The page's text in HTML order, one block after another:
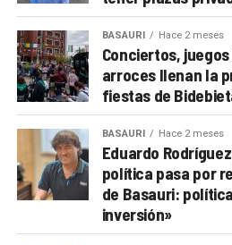
BASAURI Hace 2 meses
Conciertos,
arroces llenan la
fiestas de
BASAURI Hace 2 meses
Eduardo
política pasa por
de Basauri:
inversión»